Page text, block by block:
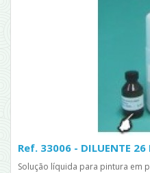
Ref. 33006 - DILUENTE 26
Solução líquida para pintura em